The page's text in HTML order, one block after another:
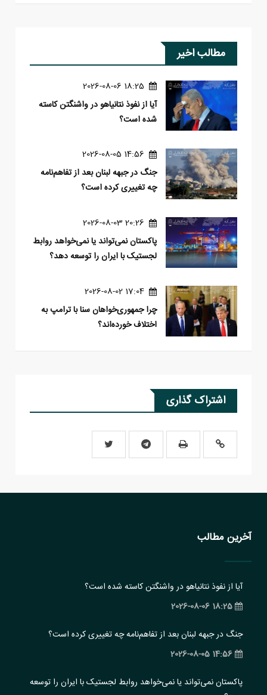
مطالب اخیر
18:25 2026-08-06
آیا از نفوذ نتانیاهو در واشنگتن کاسته
شده است؟
14:56 2026-08-05
جنگ در جبهه لبنان بعد از تفاهم‌نامه
چه تغییری کرده است؟
20:26 2026-08-03
پاکستان نمی‌تواند یا نمی‌خواهد روابط
لجستیک با ایران را توسعه دهد؟
17:04 2026-08-02
چرا جمهوری‌خواهان سنا با ترامپ به
اختلاف خورده‌اند؟
اشتراک گذاری
آخرین مطالب
آیا از نفوذ نتانیاهو در واشنگتن کاسته شده است؟
18:25 2026-08-06
جنگ در جبهه لبنان بعد از تفاهم‌نامه چه تغییری کرده است؟
14:56 2026-08-05
پاکستان نمی‌تواند یا نمی‌خواهد روابط لجستیک با ایران را توسعه